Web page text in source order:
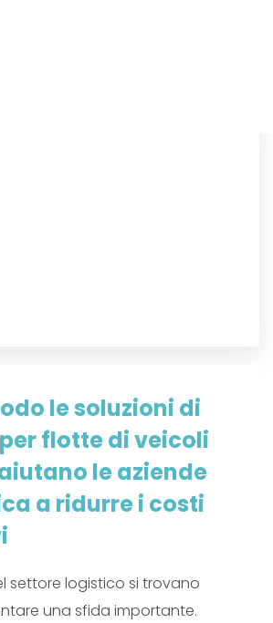
le soluzioni di
flotte di veicoli
le aziende
a ridurre i costi
settore logistico si trovano
una sfida importante.